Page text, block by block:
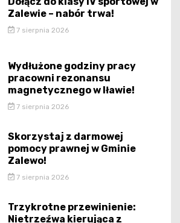
Zalewie – nabór trwa!
7 sierpnia 2026
Wydłużone godziny pracy
pracowni rezonansu
magnetycznego w Iławie!
7 sierpnia 2026
Skorzystaj z darmowej
pomocy prawnej w Gminie
Zalewo!
7 sierpnia 2026
Trzykrotne przewinienie:
Nietrzeźwa kierująca z